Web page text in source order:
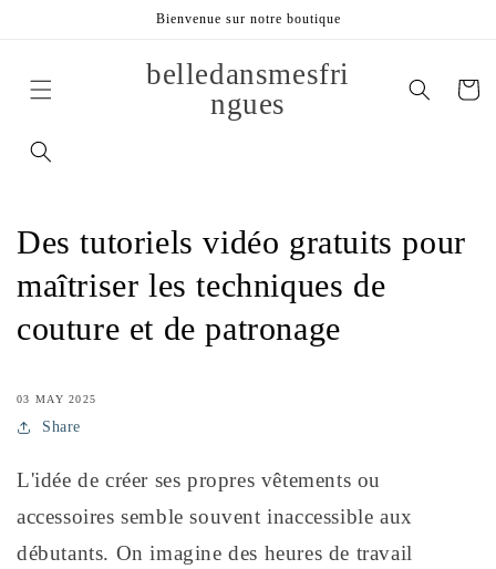
Bienvenue sur notre boutique
belledansmesfri
ngues
Panier
Des tutoriels vidéo gratuits pour
maîtriser les techniques de
couture et de patronage
03 MAY 2025
Share
L'idée de créer ses propres vêtements ou
accessoires semble souvent inaccessible aux
débutants. On imagine des heures de travail